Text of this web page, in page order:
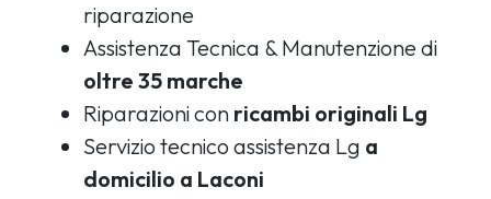
riparazione
Assistenza Tecnica & Manutenzione di
oltre 35 marche
Riparazioni con ricambi originali Lg
Servizio tecnico assistenza Lg a
domicilio a Laconi